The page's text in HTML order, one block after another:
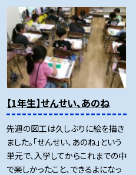
【1年生】せんせい、あのね
先週の図工は久しぶりに絵を描き
ました。「せんせい、あのね」という
単元で、入学してからこれまでの中
で楽しかったこと、できるよになっ